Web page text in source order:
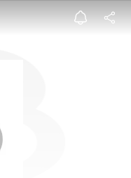
, 후회하고